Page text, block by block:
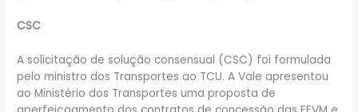
CSC
A solicitação de solução consensual (CSC) foi formulada
pelo ministro dos Transportes ao TCU. A Vale apresentou
ao Ministério dos Transportes uma proposta de